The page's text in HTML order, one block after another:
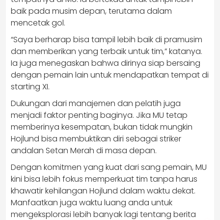
baik pada musim depan, terutama dalam
mencetak gol.
“Saya berharap bisa tampil lebih baik di pramusim
dan memberikan yang terbaik untuk tim,” katanya.
Ia juga menegaskan bahwa dirinya siap bersaing
dengan pemain lain untuk mendapatkan tempat di
starting XI.
Dukungan dari manajemen dan pelatih juga
menjadi faktor penting baginya. Jika MU tetap
memberinya kesempatan, bukan tidak mungkin
Hojlund bisa membuktikan diri sebagai striker
andalan Setan Merah di masa depan.
Dengan komitmen yang kuat dari sang pemain, MU
kini bisa lebih fokus memperkuat tim tanpa harus
khawatir kehilangan Hojlund dalam waktu dekat.
Manfaatkan juga waktu luang anda untuk
mengeksplorasi lebih banyak lagi tentang berita